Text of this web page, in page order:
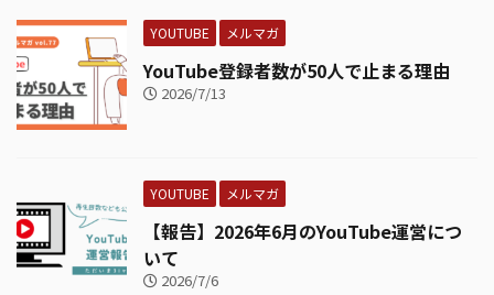
YOUTUBE メルマガ
YouTube登録者数が50人で止まる理由
2026/7/13
YOUTUBE メルマガ
【報告】2026年6月のYouTube運営につ
いて
2026/7/6